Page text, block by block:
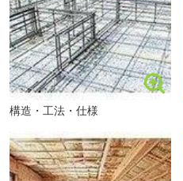
構造・工法・仕様